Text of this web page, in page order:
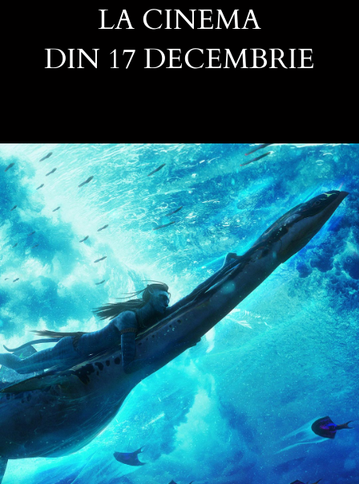
LA CINEMA
DIN 17 DECEMBRIE